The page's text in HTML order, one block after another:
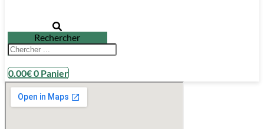
Rechercher
0.00€0 Panier